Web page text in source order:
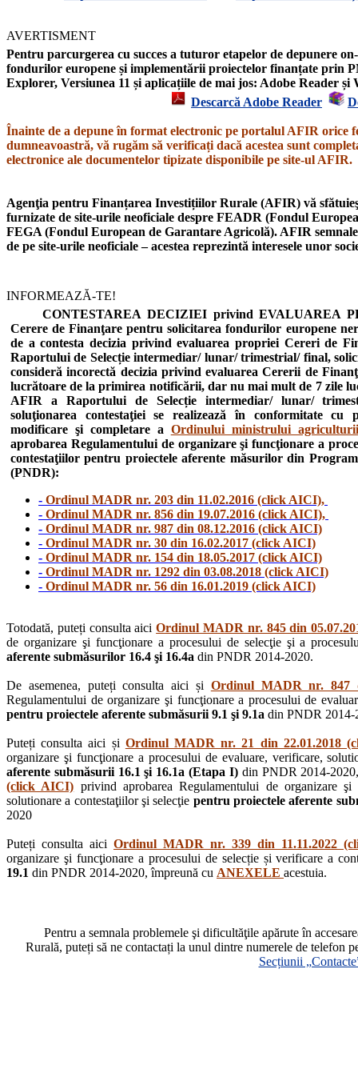
AVERTISMENT
Pentru parcurgerea cu succes a tuturor etapelor de depunere
fondurilor europene și implementării proiectelor finanțate prin
Explorer, Versiunea 11 și aplicațiile de mai jos: Adobe Reader și
Descarcă Adobe Reader
Înainte de a depune în format electronic pe portalul AFIR orice
dumneavoastră, vă rugăm să verificați dacă acestea sunt
electronice ale documentelor tipizate disponibile pe site-ul AFIR.
Agenţia pentru Finanțarea Investițiilor Rurale (AFIR) vă
furnizate de site-urile neoficiale despre FEADR (Fondul
FEGA (Fondul European de Garantare Agricolă). AFIR
de pe site-urile neoficiale – acestea reprezintă interesele unor
INFORMEAZĂ-TE!
CONTESTAREA DECIZIEI privind EVALUAREA
Cerere de Finanţare pentru solicitarea fondurilor europene
de a contesta decizia privind evaluarea propriei Cereri de
Raportului de Selecție intermediar/ lunar/ trimestrial/ final,
consideră incorectă decizia privind evaluarea Cererii de
lucrătoare de la primirea notificării, dar nu mai mult de 7 zile
AFIR a Raportului de Selecție intermediar/ lunar/
soluţionarea contestaţiei se realizează în conformitate cu
modificare şi completare a Ordinului ministrului
aprobarea Regulamentului de organizare şi funcţionare a
contestaţiilor pentru proiectele aferente măsurilor din
(PNDR):
- Ordinul MADR nr. 203 din 11.02.2016 (click AICI),
- Ordinul MADR nr. 856 din 19.07.2016 (click AICI),
- Ordinul MADR nr. 987 din 08.12.2016 (click AICI)
- Ordinul MADR nr. 30 din 16.02.2017 (click AICI)
- Ordinul MADR nr. 154 din 18.05.2017 (click AICI)
- Ordinul MADR nr. 1292 din 03.08.2018 (click AICI)
- Ordinul MADR nr. 56 din 16.01.2019 (click AICI)
Totodată, puteți consulta aiciOrdinul MADR nr. 845 din
de organizare şi funcţionare a procesului de selecţie şi a
aferente submăsurilor 16.4 şi 16.4a din PNDR 2014-2020.
De asemenea, puteți consulta aici și Ordinul MADR nr. 847
Regulamentului de organizare şi funcţionare a procesului de
pentru proiectele aferente submăsurii 9.1 şi 9.1a din PNDR 2014-
Puteți consulta aici și Ordinul MADR nr. 21 din 22.01.2018
organizare şi funcţionare a procesului de evaluare, verificare,
aferente submăsurii 16.1 şi 16.1a (Etapa I)din PNDR 2014-
(click AICI) privind aprobarea Regulamentului de organizare
solutionare a contestaţiilor şi selecţie pentru proiectele aferente
2020
Puteți consulta aici Ordinul MADR nr. 339 din 11.11.2022
organizare şi funcţionare a procesului de selecție și verificare a
19.1 din PNDR 2014-2020, împreună cu ANEXELE acestuia.
Pentru a semnala problemele şi dificultăţile apărute în
Rurală, puteți să ne contactați la unul dintre numerele de telefon
Secțiunii